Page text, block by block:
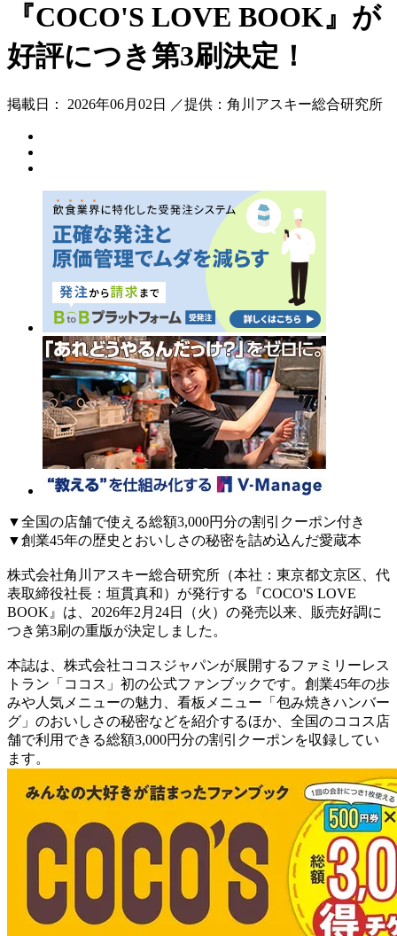
『COCO'S LOVE BOOK』が
好評につき第3刷決定！
掲載日： 2026年06月02日 ／提供：角川アスキー総合研究所
▼全国の店舗で使える総額3,000円分の割引クーポン付き
▼創業45年の歴史とおいしさの秘密を詰め込んだ愛蔵本
株式会社角川アスキー総合研究所（本社：東京都文京区、代
表取締役社長：垣貫真和）が発行する『COCO'S LOVE
BOOK』は、2026年2月24日（火）の発売以来、販売好調に
つき第3刷の重版が決定しました。
本誌は、株式会社ココスジャパンが展開するファミリーレス
トラン「ココス」初の公式ファンブックです。創業45年の歩
みや人気メニューの魅力、看板メニュー「包み焼きハンバー
グ」のおいしさの秘密などを紹介するほか、全国のココス店
舗で利用できる総額3,000円分の割引クーポンを収録してい
ます。